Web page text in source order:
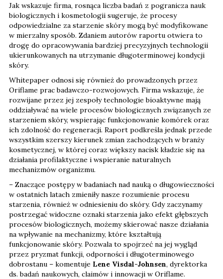
Jak wskazuje firma, rosnąca liczba badań z pogranicza nauk
biologicznych i kosmetologii sugeruje, że procesy
odpowiedzialne za starzenie skóry mogą być modyfikowane
w mierzalny sposób. Zdaniem autorów raportu otwiera to
drogę do opracowywania bardziej precyzyjnych technologii
ukierunkowanych na utrzymanie długoterminowej kondycji
skóry.
Whitepaper odnosi się również do prowadzonych przez
Oriflame prac badawczo-rozwojowych. Firma wskazuje, że
rozwijane przez jej zespoły technologie bioaktywne mają
oddziaływać na wiele procesów biologicznych związanych ze
starzeniem skóry, wspierając funkcjonowanie komórek oraz
ich zdolność do regeneracji. Raport podkreśla jednak przede
wszystkim szerszy kierunek zmian zachodzących w branży
kosmetycznej, w której coraz większy nacisk kładzie się na
działania profilaktyczne i wspieranie naturalnych
mechanizmów organizmu.
– Znaczące postępy w badaniach nad nauką o długowieczności
w ostatnich latach zmieniły nasze rozumienie procesu
starzenia, również w odniesieniu do skóry. Gdy zaczynamy
postrzegać widoczne oznaki starzenia jako efekt głębszych
procesów biologicznych, możemy skierować nasze działania
na wpływanie na mechanizmy, które kształtują
funkcjonowanie skóry. Pozwala to spojrzeć na jej wygląd
przez pryzmat funkcji, odporności i długoterminowego
dobrostanu – komentuje Lene Visdal-Johnsen, dyrektorka
ds. badań naukowych, claimów i innowacji w Oriflame.